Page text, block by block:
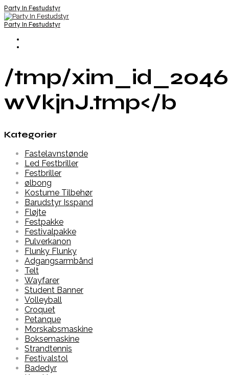
Party In Festudstyr
Party In Festudstyr
/tmp/
wVkjnJ.tmp</b
Kategorier
Fastelavnstønde
Led Festbriller
Festbriller
ølbong
Kostume Tilbehør
Barudstyr Isspand
Fløjte
Festpakke
Festivalpakke
Pulverkanon
Flunky Flunky
Adgangsarmbånd
Telt
Wayfarer
Student Banner
Volleyball
Croquet
Petanque
Morskabsmaskine
Boksemaskine
Strandtennis
Festivalstol
Badedyr